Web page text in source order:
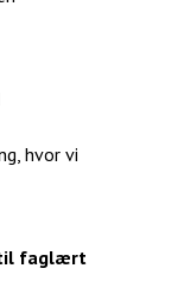
hvor vi
faglært